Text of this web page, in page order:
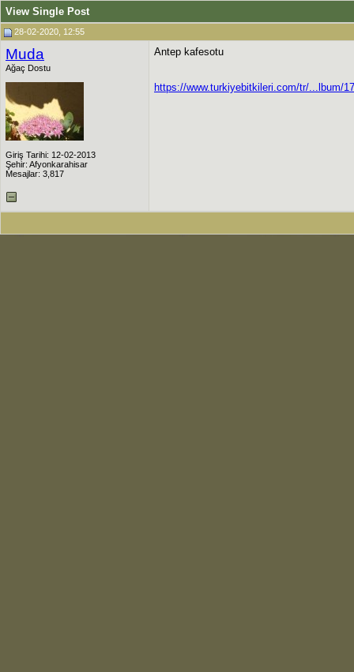
View Single Post
28-02-2020, 12:55
Muda
Ağaç Dostu
Giriş Tarihi: 12-02-2013
Şehir: Afyonkarahisar
Mesajlar: 3,817
Antep kafesotu
https://www.turkiyebitkileri.com/tr/...lbum/